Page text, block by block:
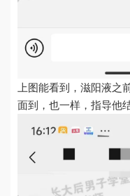
上图能看到，滋阳液之
面到，也一样，指导他